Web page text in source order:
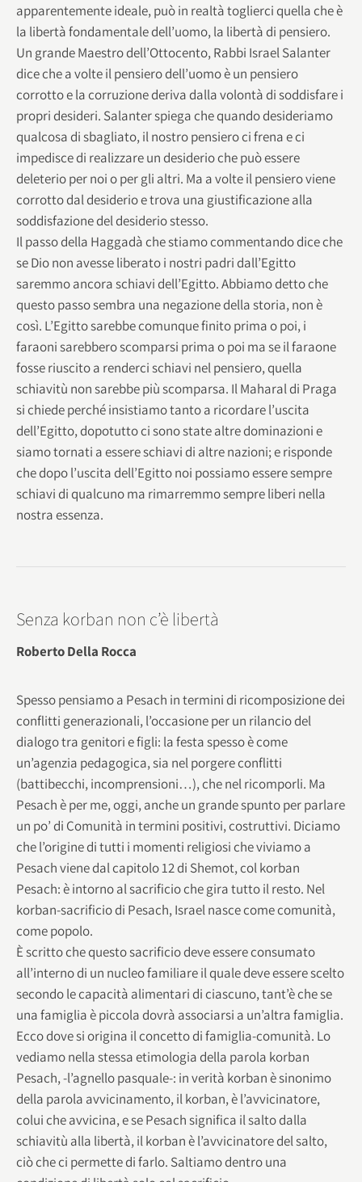
apparentemente ideale, può in realtà toglierci quella che è
la libertà fondamentale dell’uomo, la libertà di pensiero.
Un grande Maestro dell’Ottocento, Rabbi Israel Salanter
dice che a volte il pensiero dell’uomo è un pensiero
corrotto e la corruzione deriva dalla volontà di soddisfare i
propri desideri. Salanter spiega che quando desideriamo
qualcosa di sbagliato, il nostro pensiero ci frena e ci
impedisce di realizzare un desiderio che può essere
deleterio per noi o per gli altri. Ma a volte il pensiero viene
corrotto dal desiderio e trova una giustificazione alla
soddisfazione del desiderio stesso.
Il passo della Haggadà che stiamo commentando dice che
se Dio non avesse liberato i nostri padri dall’Egitto
saremmo ancora schiavi dell’Egitto. Abbiamo detto che
questo passo sembra una negazione della storia, non è
così. L’Egitto sarebbe comunque finito prima o poi, i
faraoni sarebbero scomparsi prima o poi ma se il faraone
fosse riuscito a renderci schiavi nel pensiero, quella
schiavitù non sarebbe più scomparsa. Il Maharal di Praga
si chiede perché insistiamo tanto a ricordare l’uscita
dell’Egitto, dopotutto ci sono state altre dominazioni e
siamo tornati a essere schiavi di altre nazioni; e risponde
che dopo l’uscita dell’Egitto noi possiamo essere sempre
schiavi di qualcuno ma rimarremmo sempre liberi nella
nostra essenza.
Senza korban non c’è libertà
Roberto Della Rocca
Spesso pensiamo a Pesach in termini di ricomposizione dei
conflitti generazionali, l’occasione per un rilancio del
dialogo tra genitori e figli: la festa spesso è come
un’agenzia pedagogica, sia nel porgere conflitti
(battibecchi, incomprensioni…), che nel ricomporli. Ma
Pesach è per me, oggi, anche un grande spunto per parlare
un po’ di Comunità in termini positivi, costruttivi. Diciamo
che l’origine di tutti i momenti religiosi che viviamo a
Pesach viene dal capitolo 12 di Shemot, col korban
Pesach: è intorno al sacrificio che gira tutto il resto. Nel
korban-sacrificio di Pesach, Israel nasce come comunità,
come popolo.
È scritto che questo sacrificio deve essere consumato
all’interno di un nucleo familiare il quale deve essere scelto
secondo le capacità alimentari di ciascuno, tant’è che se
una famiglia è piccola dovrà associarsi a un’altra famiglia.
Ecco dove si origina il concetto di famiglia-comunità. Lo
vediamo nella stessa etimologia della parola korban
Pesach, -l’agnello pasquale-: in verità korban è sinonimo
della parola avvicinamento, il korban, è l’avvicinatore,
colui che avvicina, e se Pesach significa il salto dalla
schiavitù alla libertà, il korban è l’avvicinatore del salto,
ciò che ci permette di farlo. Saltiamo dentro una